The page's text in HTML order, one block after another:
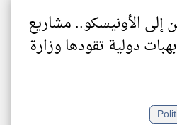
إلى الأونيسكو.. مشاريع
دولية تقودها وزارة